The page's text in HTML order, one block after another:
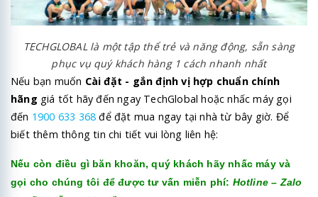
TECHGLOBAL là một tập thể trẻ và năng động, sẵn sàng
phục vụ quý khách hàng 1 cách nhanh nhất
Nếu bạn muốn Cài đặt - gắn định vị hợp chuẩn chính
hãng giá tốt hãy đến ngay TechGlobal hoặc nhấc máy gọi
đến 1900 633 368 để đặt mua ngay tại nhà từ bây giờ. Để
biết thêm thông tin chi tiết vui lòng liên hệ:
Nếu còn điều gì băn khoăn, quý khách hãy nhấc máy và
gọi cho chúng tôi để được tư vấn miễn phí: Hotline – Zalo